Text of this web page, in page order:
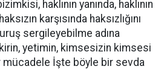
haklının yanında, haklının
karşısında haksızlığını
sergileyebilme adına
yetimin, kimsesizin kimsesi
mücadele İşte böyle bir sevda